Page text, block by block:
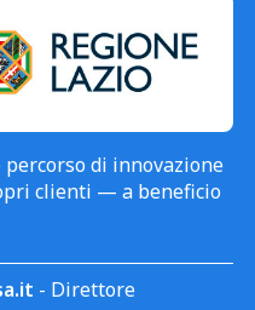
di innovazione
clienti — a beneficio
- Direttore